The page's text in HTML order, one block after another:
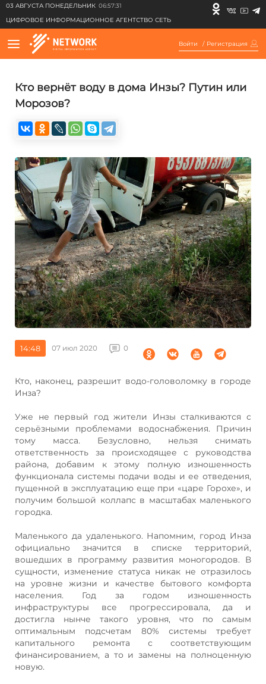
03 АВГУСТА ПОНЕДЕЛЬНИК 06:57:31
ЦИФРОВОЕ ИНФОРМАЦИОННОЕ АГЕНТСТВО СЕТЬ
Войти / Регистрация
Кто вернёт воду в дома Инзы? Путин или
Морозов?
14:48 07 июл 2020 0
Кто, наконец, разрешит водо-головоломку в городе
Инза?
Уже не первый год жители Инзы сталкиваются с
серьёзными проблемами водоснабжения. Причин
тому масса. Безусловно, нельзя снимать
ответственность за происходящее с руководства
района, добавим к этому полную изношенность
функционала системы подачи воды и ее отведения,
пущенной в эксплуатацию еще при «царе Горохе», и
получим большой коллапс в масштабах маленького
городка.
Маленького да удаленького. Напомним, город Инза
официально значится в списке территорий,
вошедших в программу развития моногородов. В
сущности, изменение статуса никак не отразилось
на уровне жизни и качестве бытового комфорта
населения. Год за годом изношенность
инфраструктуры все прогрессировала, да и
достигла нынче такого уровня, что по самым
оптимальным подсчетам 80% системы требует
капитального ремонта с соответствующим
финансированием, а то и замены на полноценную
новую.